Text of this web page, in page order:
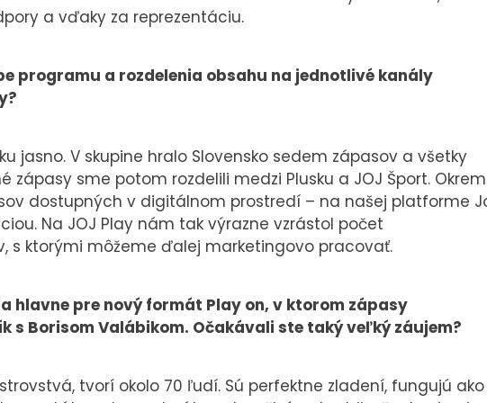
a vďaky za reprezentáciu.
programu a rozdelenia obsahu na jednotlivé kanály
jasno. V skupine hralo Slovensko sedem zápasov a všetky
zápasy sme potom rozdelili medzi Plusku a JOJ Šport. Okrem
dostupných v digitálnom prostredí – na našej platforme
Na JOJ Play nám tak výrazne vzrástol počet
s ktorými môžeme ďalej marketingovo pracovať.
hlavne pre nový formát Play on, v ktorom zápasy
s Borisom Valábikom. Očakávali ste taký veľký záujem?
tvorí okolo 70 ľudí. Sú perfektne zladení, fungujú ako